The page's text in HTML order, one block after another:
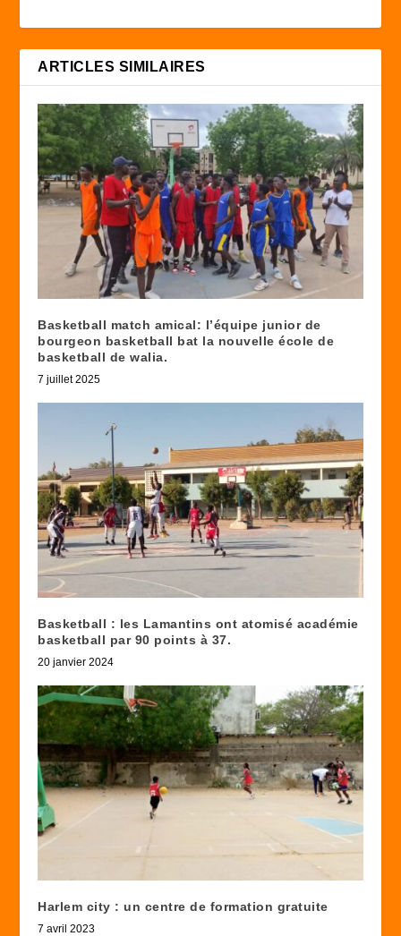
ARTICLES SIMILAIRES
Basketball match amical: l’équipe junior de
bourgeon basketball bat la nouvelle école de
basketball de walia.
7 juillet 2025
Basketball : les Lamantins ont atomisé académie
basketball par 90 points à 37.
20 janvier 2024
Harlem city : un centre de formation gratuite
7 avril 2023